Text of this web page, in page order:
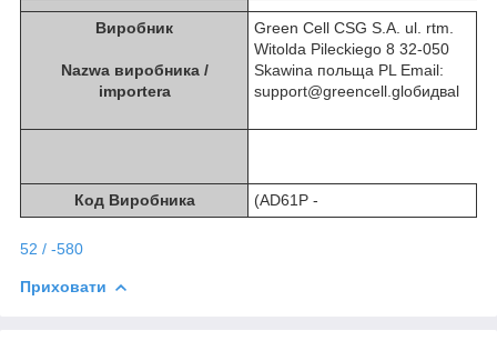
Виробник
Nazwa виробника /
importera
Green Cell CSG S.A. ul. rtm.
Witolda Pileckiego 8 32-050
Skawina польща PL Email:
support@greencell.glобидваl
Код Виробника (AD61P -
52 / -580
Приховати